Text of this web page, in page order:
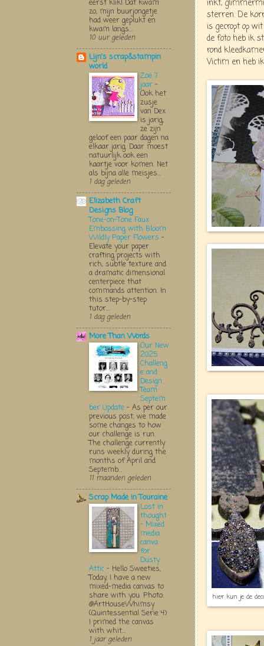
inkt,
sterren. De
is gecropt op
de foto heb ik
rond
Victim en heb
hier kun je de
eerst klik! Dat kwam
zo, mijn buurjongetje
had weer geplukt en
kwam langs...
10 uur geleden
Lijn's scrap&stampin
world
Zoë 7
jaar -
Ook het
zusje
van Dex
is jarig,
ze zijn
geloof een paar dagen na
elkaar jarig. Daar moest
natuurlijk ook een
kaartje voor komen. Net
als bijna alle meisjes...
1 dag geleden
Elizabeth Craft
Designs Blog
Tone-on-Tone Faux
Embossing with Bloom
Wildly Paper Flowers -
Elevate your paper
crafting projects with
rich, subtle texture and
a dramatic dimensional
centerpiece that
commands attention. In
this step-by-step
tutor...
1 dag geleden
More Than Words
Our New
2025
Challeng
e and
Design
Team
Septem
ber Update - As per our
previous post, we made
some changes to how
our challenge is run.
The challenge currently
runs weekly during the
months of April and
Septemb...
11 maanden geleden
Scrap Made in Touraine
Lost in
thought
- Mixed
media
canva
for
Dusty
Attic - Hello Sweeties,
Today, I have a new
mixed-media canvas to
share with you. Photo:
@ArtHouseWhimsy
(Quintessential Serie 4)
I primed the canvas
with whit...
1 jaar geleden